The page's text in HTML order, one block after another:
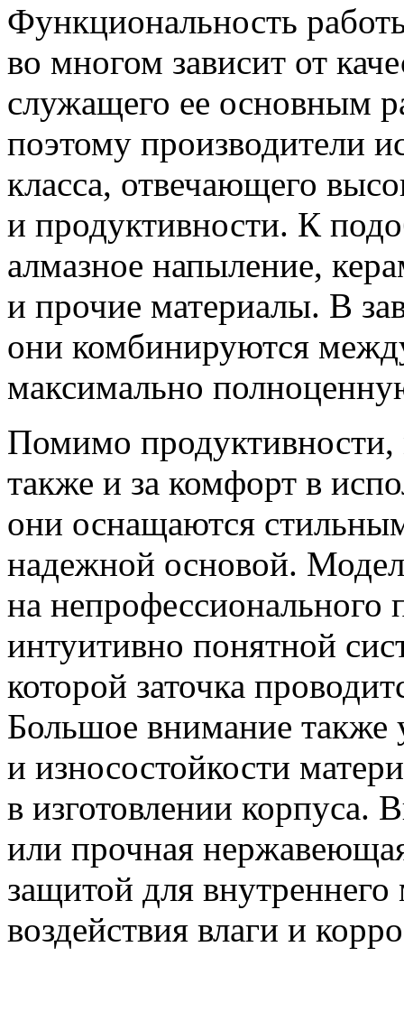
Функциональность
во многом зависит от
служащего ее основным
поэтому производители
класса, отвечающего
и продуктивности. К
алмазное напыление,
и прочие материалы. В
они комбинируются
максимально
Помимо продуктивности,
также и за комфорт в
они оснащаются
надежной основой.
на непрофессионального
интуитивно понятной
которой заточка
Большое внимание также
и износостойкости
в изготовлении корпуса.
или прочная
защитой для
воздействия влаги и